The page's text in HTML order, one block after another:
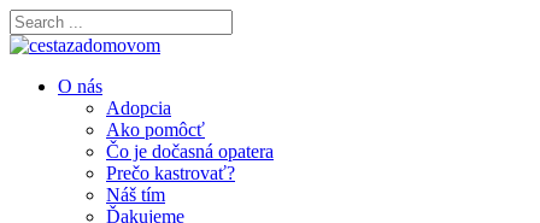
O nás
Adopcia
Ako pomôcť
Čo je dočasná opatera
Prečo kastrovať?
Náš tím
Ďakujeme